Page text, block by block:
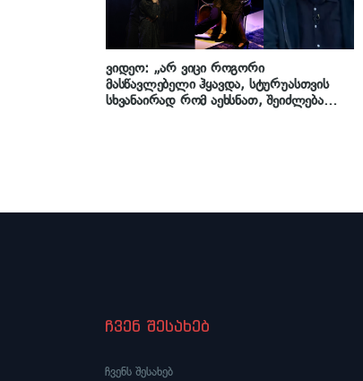
ვიდეო: „არ ვიცი როგორი
მასწავლებელი ჰყავდა, სტურუასთვის
სხვანაირად რომ აეხსნათ, შეიძლება
ჩვენ შესახებ
ჩვენს შესახებ